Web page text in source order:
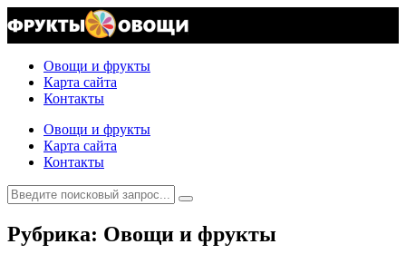
Овощи и фрукты
Карта сайта
Контакты
Овощи и фрукты
Карта сайта
Контакты
Рубрика: Овощи и фрукты